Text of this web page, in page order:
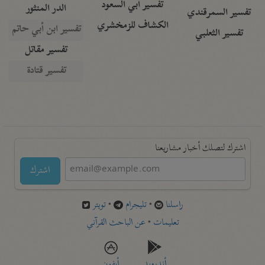
تفسير السمرقندي
تفسير الثعلبي
تفسير أبي السعود
الكشاف للزمخشري
الدر المنثور
تفسير ابن أبي حاتم
تفسير مقاتل
تفسير قتادة
اشترك لتصلك أخبار مشاريعنا
اشترك
راسلنا •تليجرام •تويتر
تعليمات •عن الباحث القرآني